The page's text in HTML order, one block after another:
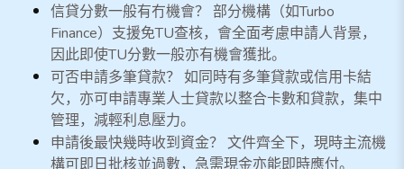
信貸分數一般有冇機會？ 部分機構（如Turbo
Finance）支援免TU查核，會全面考慮申請人背景，
因此即使TU分數一般亦有機會獲批。
可否申請多筆貸款？ 如同時有多筆貸款或信用卡結
欠，亦可申請專業人士貸款以整合卡數和貸款，集中
管理，減輕利息壓力。
申請後最快幾時收到資金？ 文件齊全下，現時主流機
構可即日批核並過數，急需現金亦能即時應付。